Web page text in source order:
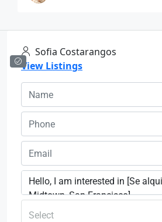
Sofia Costarangos
View Listings
Select